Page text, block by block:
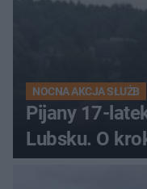
NOCNA AKCJA SŁUŻB
Pijany 17-
Lubsku. O